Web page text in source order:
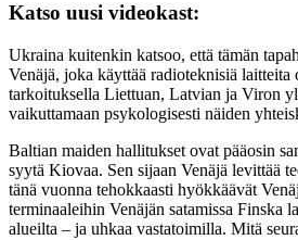
Katso uusi videokast:
Ukraina kuitenkin katsoo, että tämän
Venäjä, joka käyttää radioteknisiä laitteita
tarkoituksella Liettuan, Latvian ja Viron
vaikuttamaan psykologisesti näiden
Baltian maiden hallitukset ovat pääosin
syytä Kiovaa. Sen sijaan Venäjä levittää
tänä vuonna tehokkaasti hyökkäävät
terminaaleihin Venäjän satamissa Finska
alueilta – ja uhkaa vastatoimilla. Mitä